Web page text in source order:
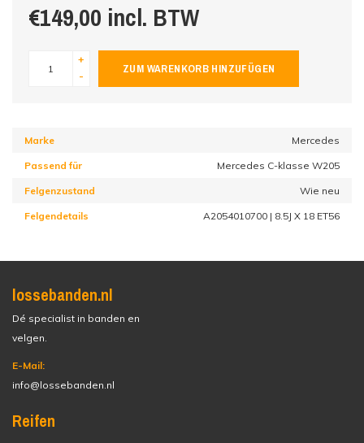
€149,00 incl. BTW
+
-
ZUM WARENKORB HINZUFÜGEN
Marke Mercedes
Passend für Mercedes C-klasse W205
Felgenzustand Wie neu
Felgendetails A2054010700 | 8.5J X 18 ET56
lossebanden.nl
Dé specialist in banden en
velgen.
E-Mail:
info@lossebanden.nl
Reifen